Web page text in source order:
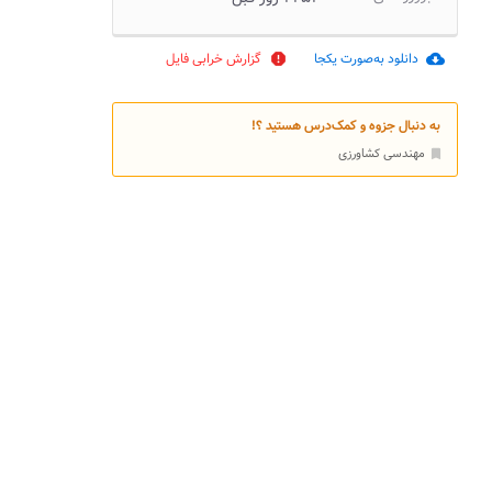
cloud_download دانلود به‌صورت یکجا report گزارش خرابی فایل
به دنبال جزوه و کمک‌درس هستید ؟!
مهندسی کشاورزی